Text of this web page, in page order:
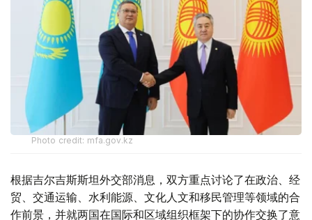
Photo credit: mfa.gov.kz
根据吉尔吉斯斯坦外交部消息，双方重点讨论了在政治、经
贸、交通运输、水利能源、文化人文和移民管理等领域的合
作前景，并就两国在国际和区域组织框架下的协作交换了意